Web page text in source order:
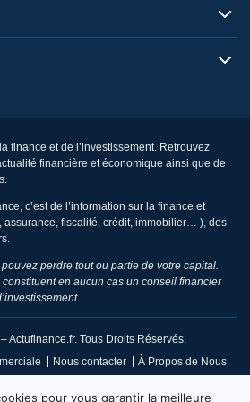
finance et de l’investissement. Retrouvez
financière et économique ainsi que de
c’est de l’information sur la finance et
assurance, fiscalité, crédit, immobilier… ), des
perdre tout ou partie de votre capital.
en aucun cas un conseil financier
Actufinance.fr. Tous Droits Réservés.
Nous contacter À Propos de Nous
pour vous garantir la meilleure